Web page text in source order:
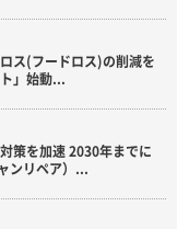
ス(フードロス)の削減を
」始動...
策を加速 2030年までに
ンリペア）...